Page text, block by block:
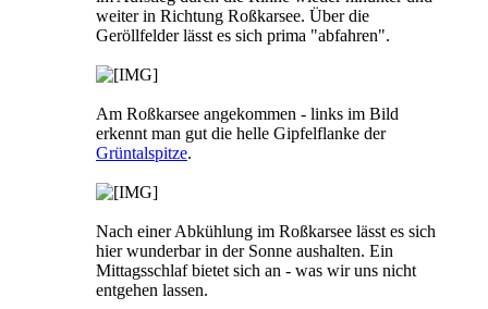
weiter in Richtung Roßkarsee. Über die
Geröllfelder lässt es sich prima "abfahren".
Am Roßkarsee angekommen - links im Bild
erkennt man gut die helle Gipfelflanke der
Grüntalspitze.
Nach einer Abkühlung im Roßkarsee lässt es sich
hier wunderbar in der Sonne aushalten. Ein
Mittagsschlaf bietet sich an - was wir uns nicht
entgehen lassen.